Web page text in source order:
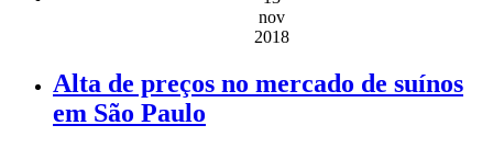
nov
2018
Alta de preços no mercado de suínos
em São Paulo